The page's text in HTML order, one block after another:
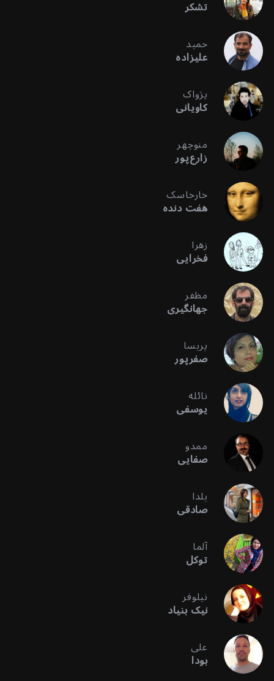
تشکر
حمید
علیزاده
پژواک
کاویانی
منوچهر
زارع‌پور
خارخاسک
هفت دنده
زهرا
فخرایی
مظفر
جهانگیری
پریسا
صفرپور
نائله
یوسفی
ممدو
صفایی
یلدا
صادقی
آلما
توکل
نیلوفر
نیک بنیاد
علی
بودا